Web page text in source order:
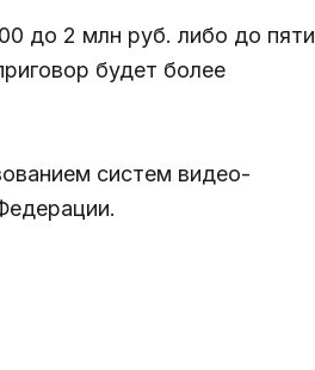
до 2 млн руб. либо до пяти
будет более
систем видео-